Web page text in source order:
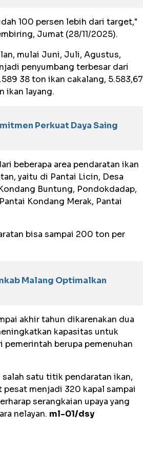
100 persen lebih dari target,"
Jumat (28/11/2025).
mulai Juni, Juli, Agustus,
penyumbang terbesar dari
38 ton ikan cakalang, 5.583,67
ikan layang.
Perkuat Daya Saing
beberapa area pendaratan ikan
yaitu di Pantai Licin, Desa
Buntung, Pondokdadap,
Kondang Merak, Pantai
bisa sampai 200 ton per
Malang Optimalkan
akhir tahun dikarenakan dua
kapasitas untuk
pemerintah berupa pemenuhan
satu titik pendaratan ikan,
menjadi 320 kapal sampai
serangkaian upaya yang
nelayan. ml-01/dsy